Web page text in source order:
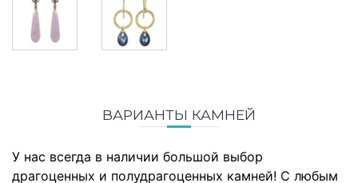
ВАРИАНТЫ КАМНЕЙ
У нас всегда в наличии большой выбор
драгоценных и полудрагоценных камней! С любым